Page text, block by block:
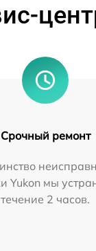
Срочный ремонт
Yukon мы
течение 2 часов.